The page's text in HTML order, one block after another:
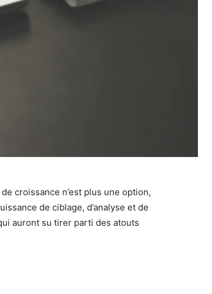
croissance n’est plus une option,
de ciblage, d’analyse et de
auront su tirer parti des atouts